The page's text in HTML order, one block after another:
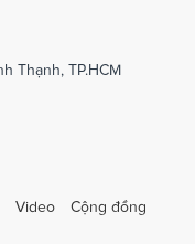
Thạnh, TP.HCM
Video Cộng đồng